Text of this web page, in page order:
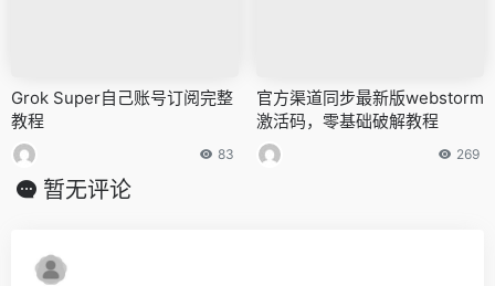
Grok Super自己账号订阅完整
教程
83
官方渠道同步最新版webstorm
激活码，零基础破解教程
269
暂无评论